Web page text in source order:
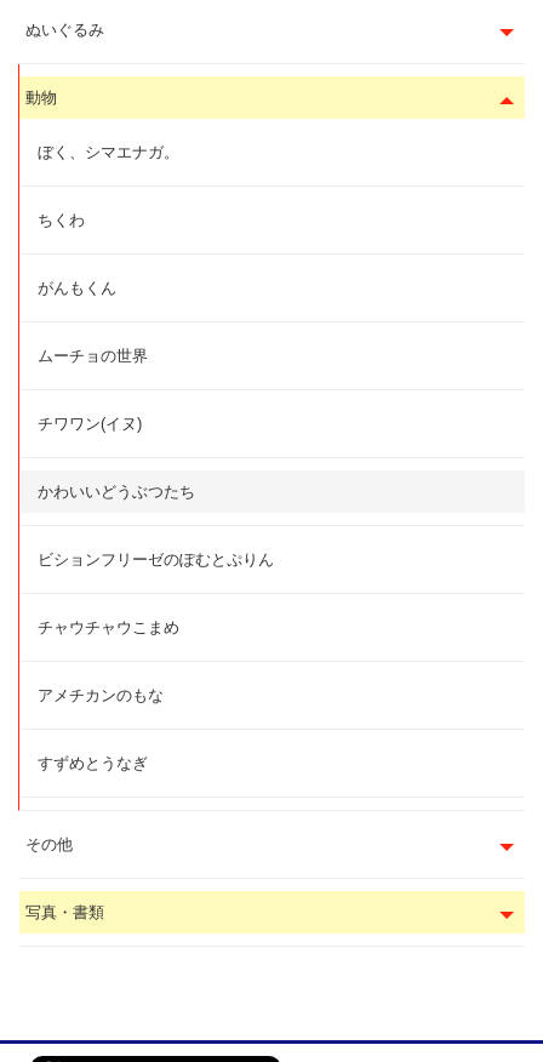
ぬいぐるみ
動物
ぼく、シマエナガ。
ちくわ
がんもくん
ムーチョの世界
チワワン(イヌ)
かわいいどうぶつたち
ビションフリーゼのぽむとぷりん
チャウチャウこまめ
アメチカンのもな
すずめとうなぎ
その他
写真・書類